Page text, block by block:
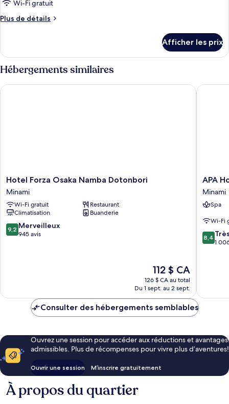
chambre :
non-
fumeur
(Universal)
Wi-Fi gratuit
Plus de détails
Plus
Chambre
double,
non-
fumeur
(Universal)
Afficher les prix
Hébergements similaires
Hotel
Forza
Osaka
Namba
Dotonbori
Minami
Hotel Forza Osaka Namba Dotonbori
Minami
Wi-Fi gratuit
Restaurant
Climatisation
Buanderie
9.2
sur
9,2 Merveilleux
945 avis
Le
prix
est
112 $ CA
112 $ CA
126 $ CA au total
Du 1 sept. au 2 sept.
Hotel Forza Osaka Namba Dotonbori
APA
Hotel
Namba
APA
Minami
Spa
Wi-Fi
8.4
sur
8,4
1
APA
Consulter des hébergements semblables
Ouvrez une session pour accéder aux réductions et avantages
admissibles. Plus de récompenses pour vivre plus d’aventures!
Ouvrir une session M’inscrire gratuitement
À propos du quartier